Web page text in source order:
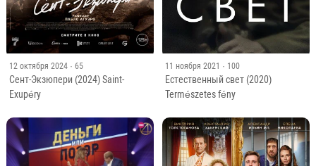
12 октября 2024 · 65
Сент-Экзюпери (2024) Saint-
Exupéry
11 ноября 2021 · 100
Естественный свет (2020)
Természetes fény